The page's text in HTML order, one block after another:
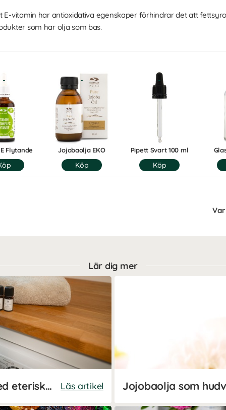
E-vitamin har antioxidativa egenskaper förhindrar det att
som har olja som bas.
Flytande Jojobaolja EKO Pipett Svart 100 ml
Lär dig mer
Gör ditt eget sköljmedel med eteriska oljor Läs artikel Jojobaolja som